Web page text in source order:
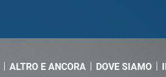
ALTRO E ANCORA DOVE SIAMO